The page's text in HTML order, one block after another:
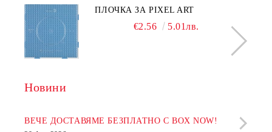
ПЛОЧКА ЗА PIXEL ART
€2.56 5.01лв.
Новини
ВЕЧЕ ДОСТАВЯМЕ БЕЗПЛАТНО С BOX NOW!